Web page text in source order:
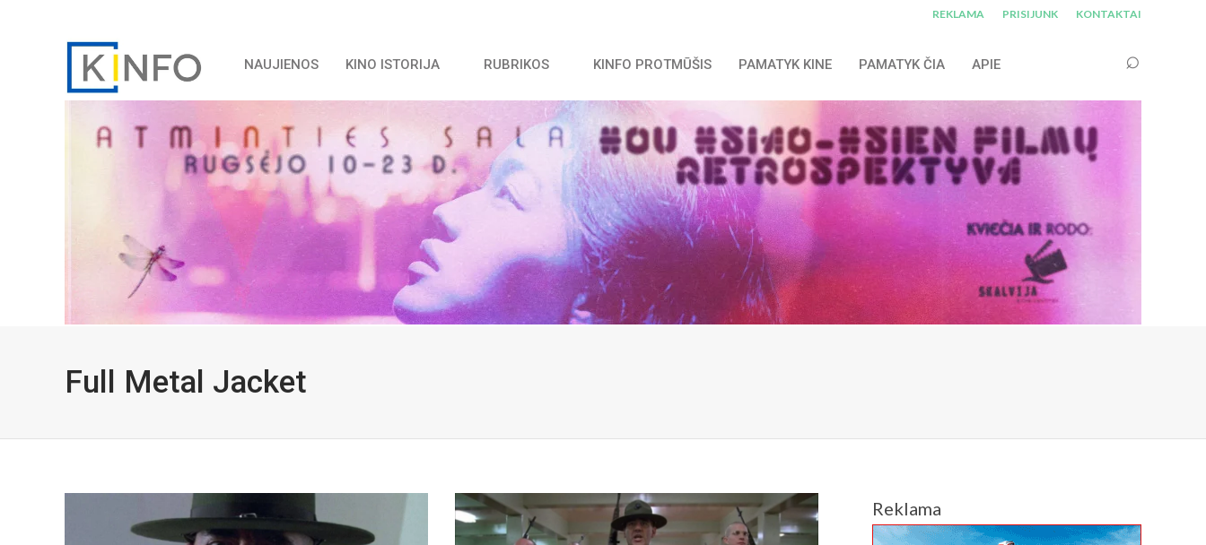
REKLAMA PRISIJUNK KONTAKTAI
NAUJIENOS KINO ISTORIJA RUBRIKOS KINFO PROTMŪŠIS PAMATYK KINE PAMATYK ČIA APIE
Full Metal Jacket
Reklama